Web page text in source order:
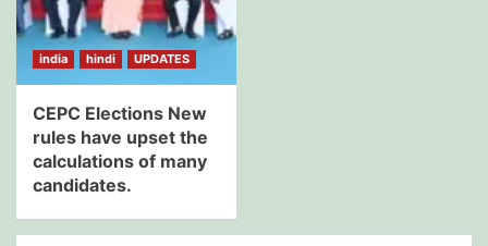
india hindi UPDATES
CEPC Elections New
rules have upset the
calculations of many
candidates.